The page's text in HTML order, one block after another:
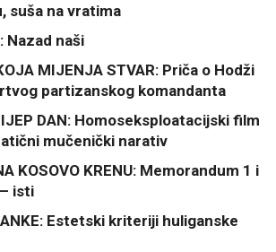
suša na vratima
Nazad naši
MIJENJA STVAR: Priča o Hodži
partizanskog komandanta
DAN: Homoseksploatacijski film
mučenički narativ
KOSOVO KRENU: Memorandum 1 i
isti
Estetski kriteriji huliganske